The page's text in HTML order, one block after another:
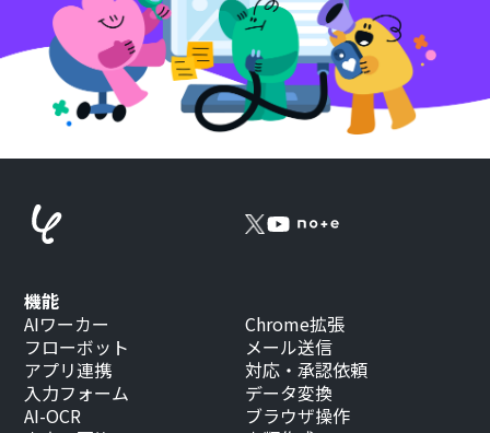
機能
AIワーカー
フローボット
アプリ連携
入力フォーム
AI-OCR
Chrome拡張
メール送信
対応・承認依頼
データ変換
ブラウザ操作